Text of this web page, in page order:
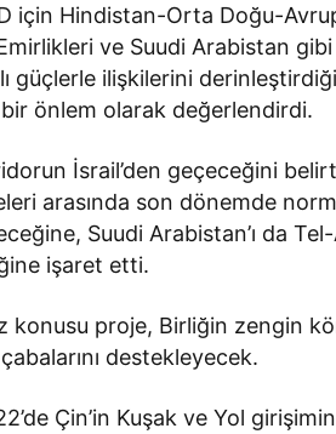
için Hindistan-Orta Doğu-
ve Suudi Arabistan
güçlerle ilişkilerini
bir önlem olarak değerlendirdi.
İsrail’den geçeceğini
arasında son dönemde
Suudi Arabistan’ı da
işaret etti.
konusu proje, Birliğin zengin
destekleyecek.
Çin’in Kuşak ve Yol